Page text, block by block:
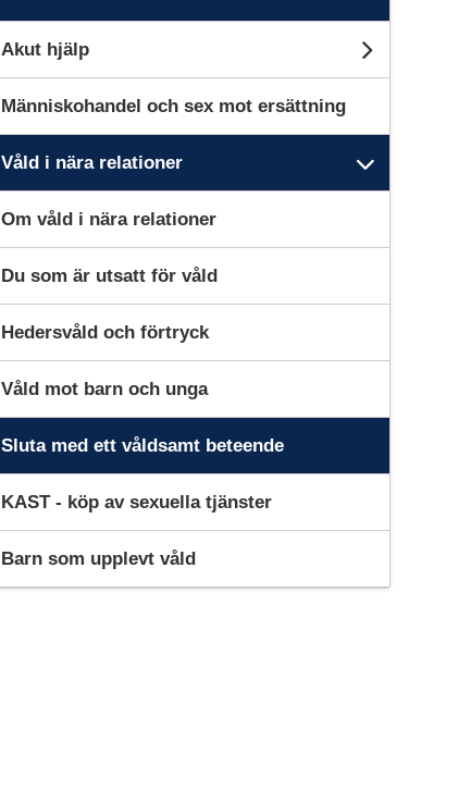
Akut hjälp
Människohandel och sex mot ersättning
Våld i nära relationer
Om våld i nära relationer
Du som är utsatt för våld
Hedersvåld och förtryck
Våld mot barn och unga
Sluta med ett våldsamt beteende
KAST - köp av sexuella tjänster
Barn som upplevt våld